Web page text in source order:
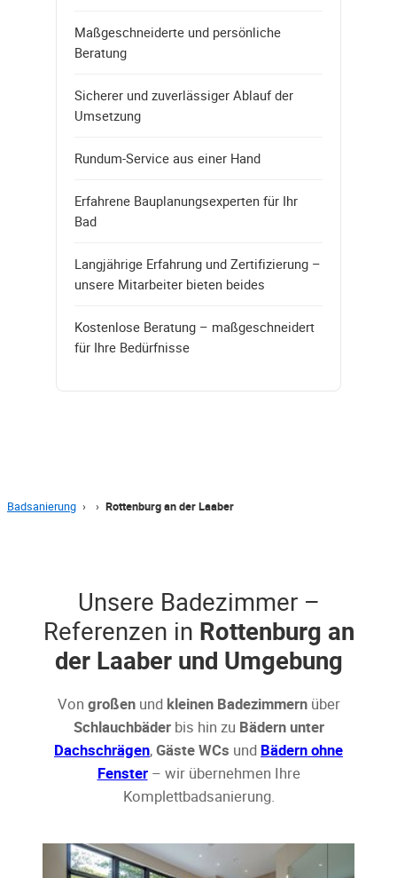
Maßgeschneiderte und persönliche
Beratung
Sicherer und zuverlässiger Ablauf der
Umsetzung
Rundum-Service aus einer Hand
Erfahrene Bauplanungsexperten für Ihr
Bad
Langjährige Erfahrung und Zertifizierung –
unsere Mitarbeiter bieten beides
Kostenlose Beratung – maßgeschneidert
für Ihre Bedürfnisse
Badsanierung › › Rottenburg an der Laaber
Unsere Badezimmer –
Referenzen in Rottenburg an
der Laaber und Umgebung
Von großenund kleinen Badezimmernüber
Schlauchbäderbis hin zu Bädern unter
Dachschrägen,Gäste WCs und Bädern ohne
Fenster– wir übernehmen Ihre
Komplettbadsanierung.